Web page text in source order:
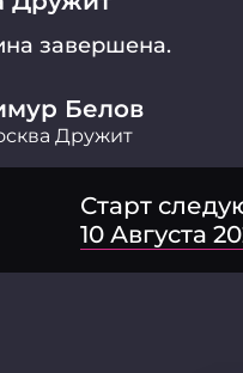
завершена.
Белов
Дружит
Старт
10 Августа